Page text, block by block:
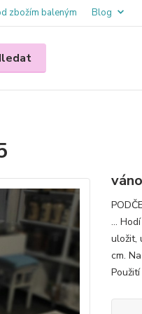
zbožím baleným Blog
...
uložit,
cm.